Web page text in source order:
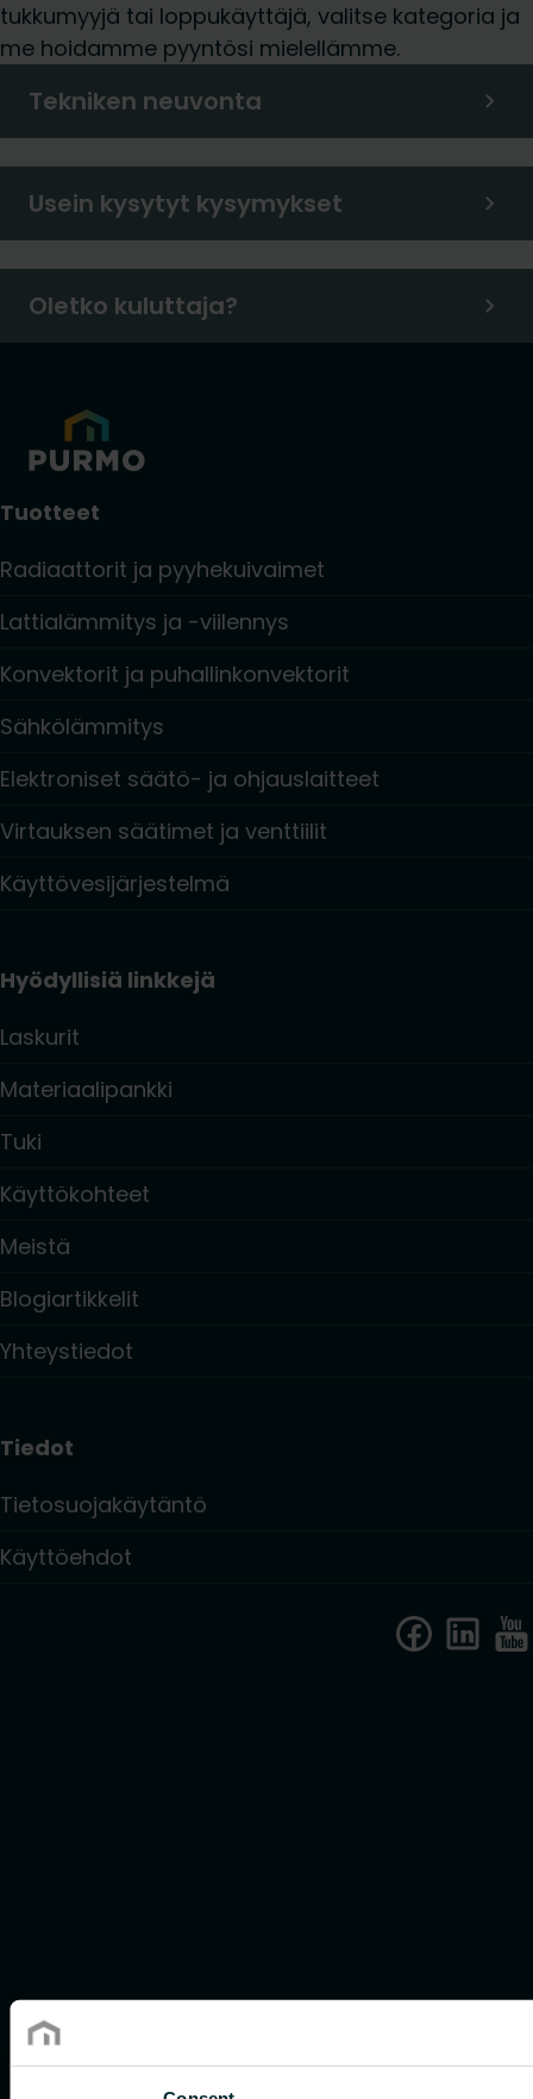
tukkumyyjä tai loppukäyttäjä, valitse kategoria ja
me hoidamme pyyntösi mielellämme.
Tekniken neuvonta
Usein kysytyt kysymykset
Oletko kuluttaja?
Tuotteet
Radiaattorit ja pyyhekuivaimet
Lattialämmitys ja -viilennys
Konvektorit ja puhallinkonvektorit
Sähkölämmitys
Elektroniset säätö- ja ohjauslaitteet
Virtauksen säätimet ja venttiilit
Käyttövesijärjestelmä
Hyödyllisiä linkkejä
Laskurit
Materiaalipankki
Tuki
Käyttökohteet
Meistä
Blogiartikkelit
Yhteystiedot
Tiedot
Tietosuojakäytäntö
Käyttöehdot